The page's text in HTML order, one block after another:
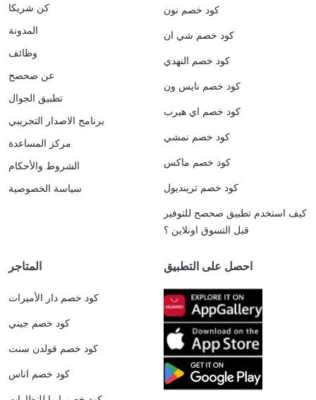
كن شريكا
المدونة
وظائف
عن صحصح
تطبيق الجوال
برنامج الاصدار التجريبي
مركز المساعدة
الشروط والأحكام
سياسة الخصوصية
كود خصم نون
كود خصم شي ان
كود خصم النهدي
كود خصم نايس ون
كود خصم اي هيرب
كود خصم نمشي
كود خصم ماكس
كود خصم ترينديول
كيف استخدم تطبيق صحصح للتوفير
قبل التسوق اونلاين ؟
المتاجر
كود خصم دار الأميرات
كود خصم جيني
كود خصم قولدن سنت
كود خصم اناس
احصل على التطبيق